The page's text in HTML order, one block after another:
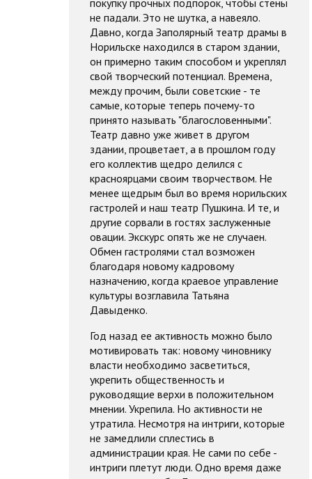
покупку прочных подпорок, чтобы стены
не падали. Это не шутка, а навеяло.
Давно, когда Заполярный театр драмы в
Норильске находился в старом здании,
он примерно таким способом и укреплял
свой творческий потенциал. Времена,
между прочим, были советские - те
самые, которые теперь почему-то
принято называть "благословенными".
Театр давно уже живет в другом
здании, процветает, а в прошлом году
его коллектив щедро делился с
красноярцами своим творчеством. Не
менее щедрым был во время норильских
гастролей и наш театр Пушкина. И те, и
другие сорвали в гостях заслуженные
овации. Экскурс опять же не случаен.
Обмен гастролями стал возможен
благодаря новому кадровому
назначению, когда краевое управление
культуры возглавила Татьяна
Давыденко.
Год назад ее активность можно было
мотивировать так: новому чиновнику
власти необходимо засветиться,
укрепить общественность и
руководящие верхи в положительном
мнении. Укрепила. Но активности не
утратила. Несмотря на интриги, которые
не замедлили сплестись в
администрации края. Не сами по себе -
интриги плетут люди. Одно время даже